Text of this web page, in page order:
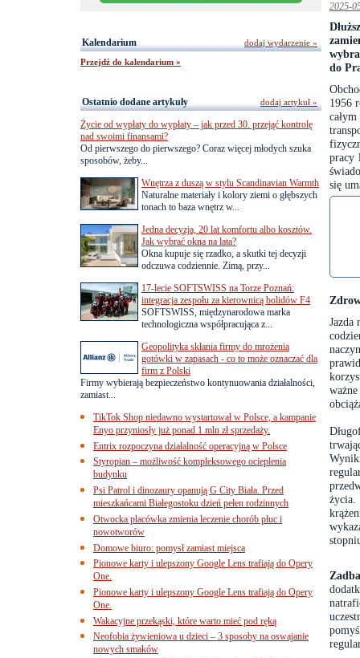
2025-
do
1956
pracy
się
Jazda
Kalendarium
Przejdź do kalendarium »
dodaj wydarzenie »
Ostatnio dodane artykuły
Życie od wypłaty do wypłaty – jak przed 30. przejąć kontrolę
nad swoimi finansami?
Od pierwszego do pierwszego? Coraz więcej młodych szuka
sposobów, żeby...
Wnętrza z duszą w stylu Scandinavian Warmth
Naturalne materiały i kolory ziemi o głębszych
tonach to baza wnętrz w...
Jedna decyzja, 20 lat komfortu albo kosztów.
Jak wybrać okna na lata?
Okna kupuje się rzadko, a skutki tej decyzji
odczuwa codziennie. Zimą, przy...
17-lecie SOFTSWISS na Torze Poznań:
integracja zespołu za kierownicą bolidów F4
SOFTSWISS, międzynarodowa marka
technologiczna współpracująca z...
Geopolityka skłania firmy do mrożenia
gotówki w zapasach - co to może oznaczać dla
firm z Polski
Firmy wybierają bezpieczeństwo kontynuowania działalności,
zamiast...
TikTok Shop niedawno wystartował w Polsce, a kampanie
Enyo przyniosły już ponad 1 mln zł sprzedaży.
Entrix rozpoczyna działalność operacyjną w Polsce
Styropian – możliwość kompleksowego ocieplenia
budynku
Psi Patrol i dinozaury opanują G City Biała. Przed
mieszkańcami Białegostoku dzień pełen rodzinnych
Otwocka placówka zmienia leczenie chorób płuc i
nowotworów
Domowe biuro: pomysł zamiast miejsca
Pionowe karty i ulepszony Google Lens trafiają do Opery
One.
Pionowe karty i ulepszony Google Lens trafiają do Opery
One.
Wakacyjne przekąski, które warto mieć pod ręką
Neofobia żywieniowa u dzieci – 3 sposoby na oswajanie
nowych smaków
dodaj artykuł »